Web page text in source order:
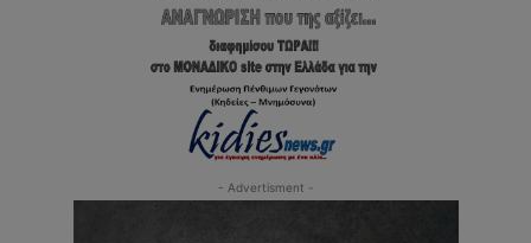
- Advertisment -